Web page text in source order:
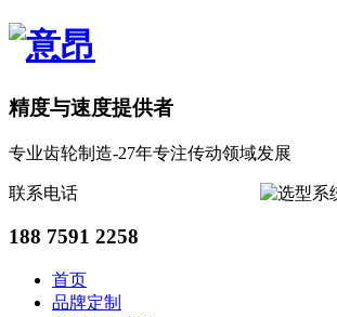
精度与速度提供者
专业齿轮制造-27年专注传动领域发展
联系电话
188 7591 2258
首页
品牌定制